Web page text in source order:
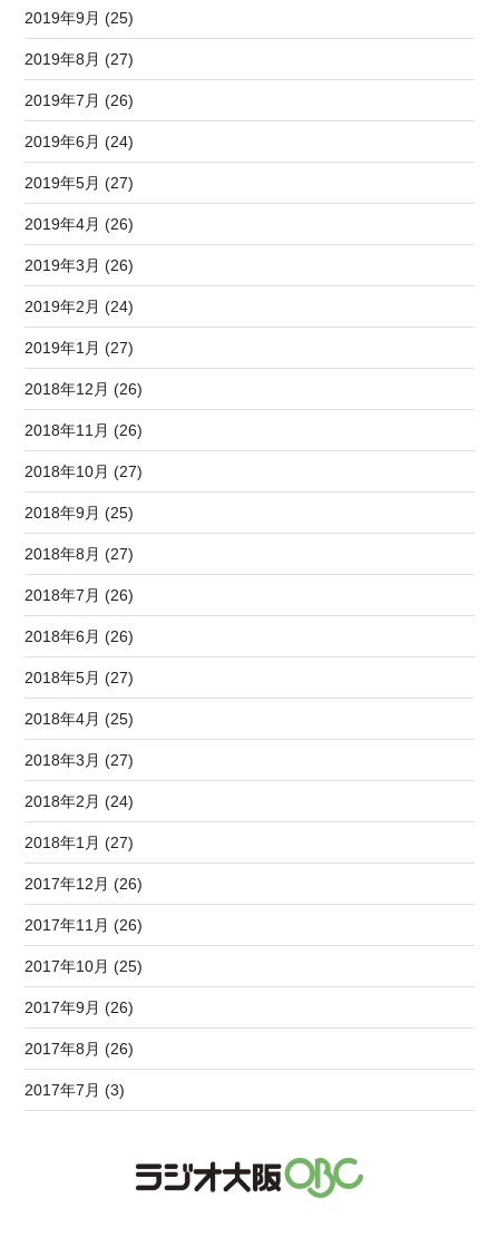
2019年9月 (25)
2019年8月 (27)
2019年7月 (26)
2019年6月 (24)
2019年5月 (27)
2019年4月 (26)
2019年3月 (26)
2019年2月 (24)
2019年1月 (27)
2018年12月 (26)
2018年11月 (26)
2018年10月 (27)
2018年9月 (25)
2018年8月 (27)
2018年7月 (26)
2018年6月 (26)
2018年5月 (27)
2018年4月 (25)
2018年3月 (27)
2018年2月 (24)
2018年1月 (27)
2017年12月 (26)
2017年11月 (26)
2017年10月 (25)
2017年9月 (26)
2017年8月 (26)
2017年7月 (3)